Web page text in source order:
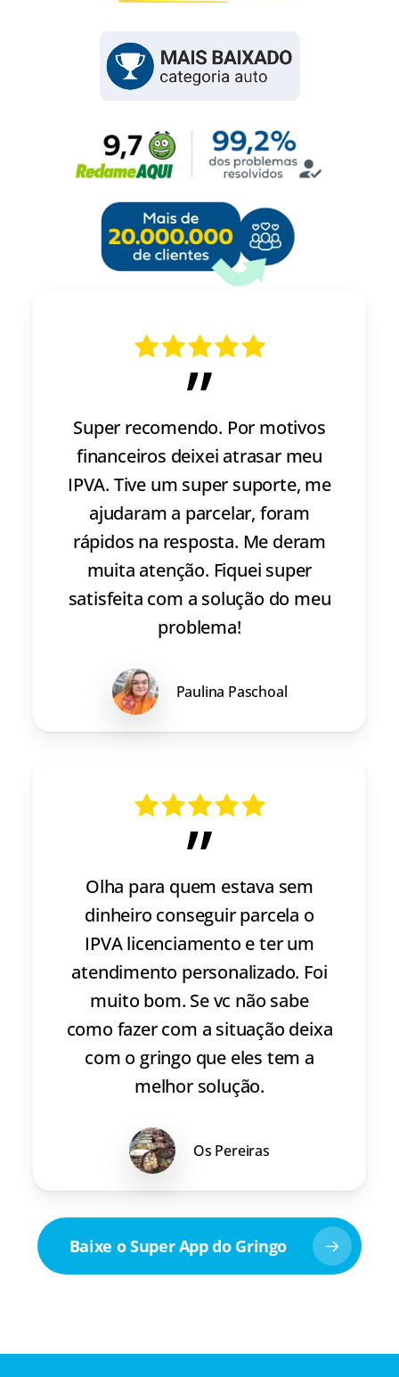
”
Super recomendo. Por motivos
financeiros deixei atrasar meu
IPVA. Tive um super suporte, me
ajudaram a parcelar, foram
rápidos na resposta. Me deram
muita atenção. Fiquei super
satisfeita com a solução do meu
problema!
Paulina Paschoal
”
Olha para quem estava sem
dinheiro conseguir parcela o
IPVA licenciamento e ter um
atendimento personalizado. Foi
muito bom. Se vc não sabe
como fazer com a situação deixa
com o gringo que eles tem a
melhor solução.
Os Pereiras
Baixe o Super App do Gringo